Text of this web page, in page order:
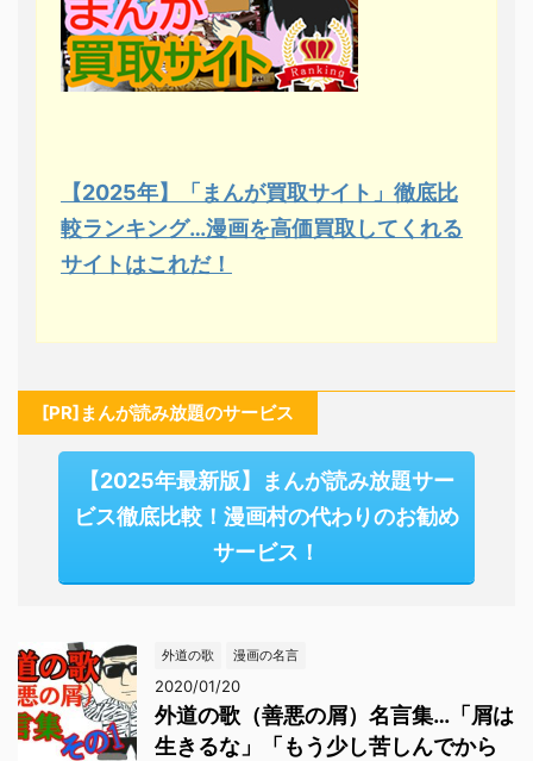
【2025年】「まんが買取サイト」徹底比
較ランキング…漫画を高価買取してくれる
サイトはこれだ！
[PR]まんが読み放題のサービス
【2025年最新版】まんが読み放題サー
ビス徹底比較！漫画村の代わりのお勧め
サービス！
外道の歌 漫画の名言
2020/01/20
外道の歌（善悪の屑）名言集…「屑は
生きるな」「もう少し苦しんでから